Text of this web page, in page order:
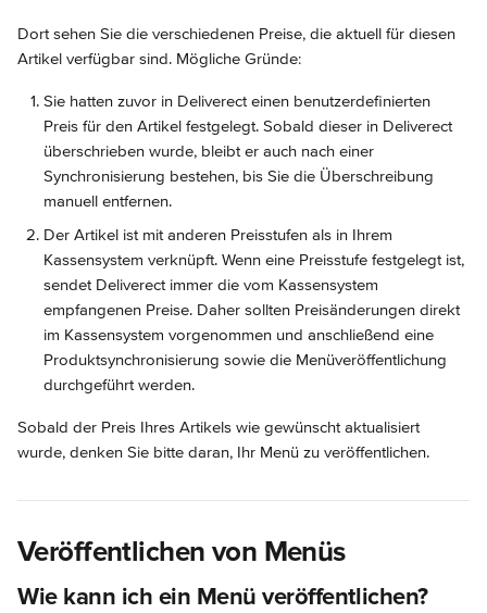
Dort sehen Sie die verschiedenen Preise, die aktuell für diesen
Artikel verfügbar sind. Mögliche Gründe:
Sie hatten zuvor in Deliverect einen benutzerdefinierten
Preis für den Artikel festgelegt. Sobald dieser in Deliverect
überschrieben wurde, bleibt er auch nach einer
Synchronisierung bestehen, bis Sie die Überschreibung
manuell entfernen.
Der Artikel ist mit anderen Preisstufen als in Ihrem
Kassensystem verknüpft. Wenn eine Preisstufe festgelegt ist,
sendet Deliverect immer die vom Kassensystem
empfangenen Preise. Daher sollten Preisänderungen direkt
im Kassensystem vorgenommen und anschließend eine
Produktsynchronisierung sowie die Menüveröffentlichung
durchgeführt werden.
Sobald der Preis Ihres Artikels wie gewünscht aktualisiert
wurde, denken Sie bitte daran, Ihr Menü zu veröffentlichen.
Veröffentlichen von Menüs
Wie kann ich ein Menü veröffentlichen?